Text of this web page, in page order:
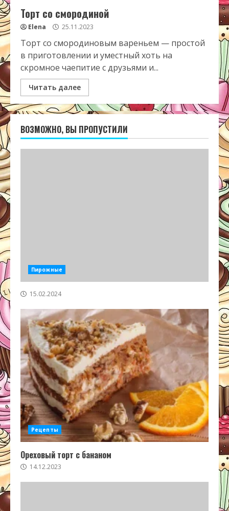
Торт со смородиной
Elena 25.11.2023
Торт со смородиновым вареньем — простой
в приготовлении и уместный хоть на
скромное чаепитие с друзьями и...
Читать далее
ВОЗМОЖНО, ВЫ ПРОПУСТИЛИ
Пирожные
15.02.2024
Рецепты
Ореховый торт с бананом
14.12.2023